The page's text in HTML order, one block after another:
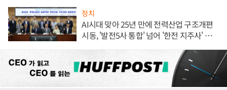
정치
AI시대 맞아 25년 만에 전력산업 구조개편
시동, '발전5사 통합' 넘어 '한전 지주사' 재편